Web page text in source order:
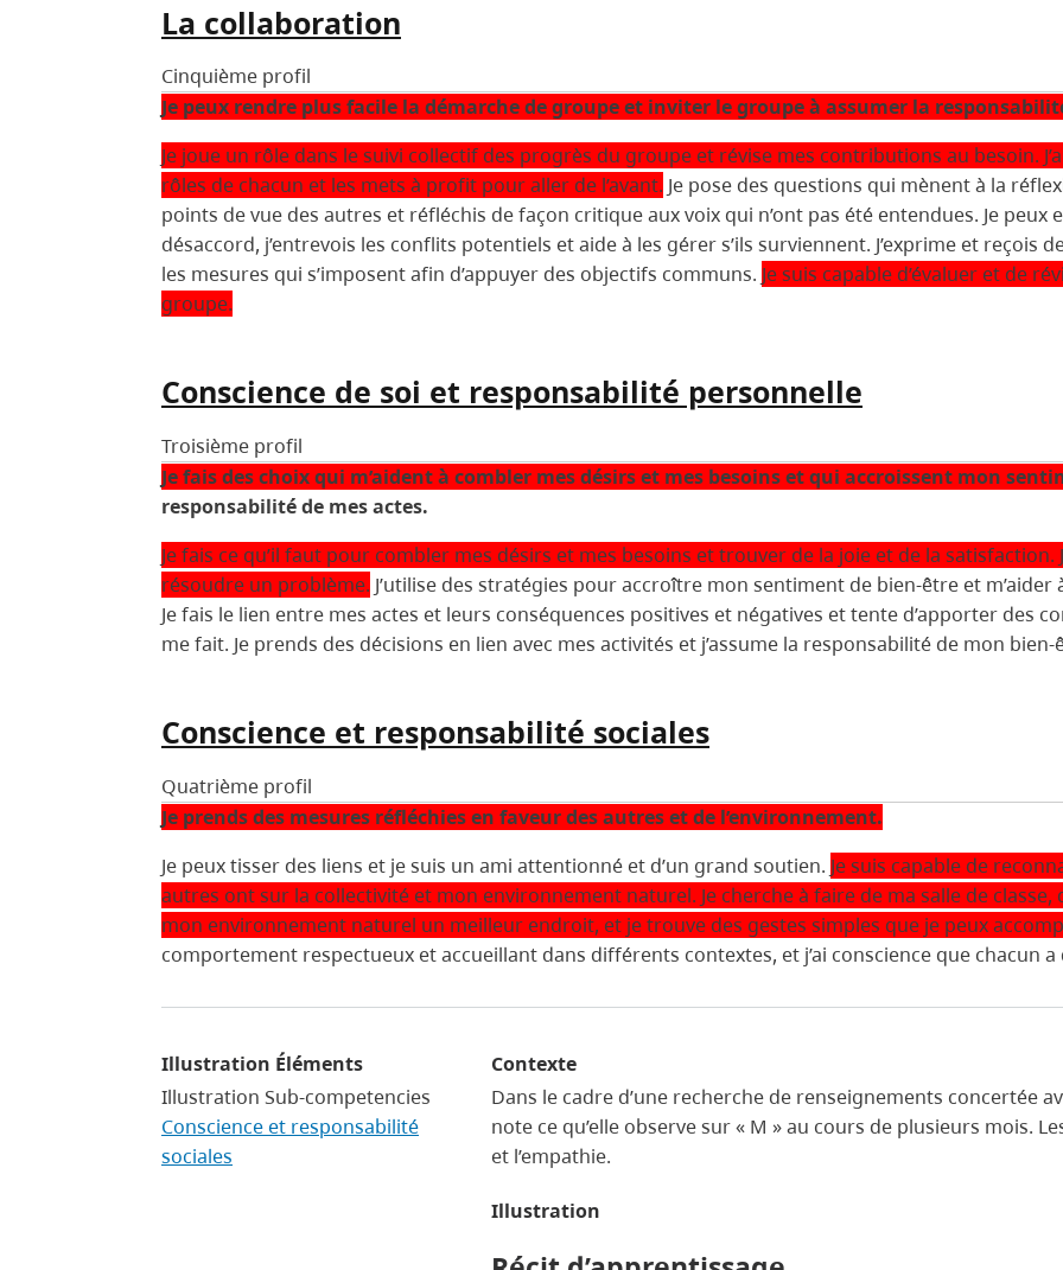
La collaboration
Cinquième profil
Je peux rendre plus facile la démarche de groupe et inviter le groupe à assumer la
Je joue un rôle dans le suivi collectif des progrès du groupe et révise mes contributions au besoin.
rôles de chacun et les mets à profit pour aller de l’avant. Je pose des questions qui mènent à la
points de vue des autres et réfléchis de façon critique aux voix qui n’ont pas été entendues. Je
désaccord, j’entrevois les conflits potentiels et aide à les gérer s’ils surviennent. J’exprime et
les mesures qui s’imposent afin d’appuyer des objectifs communs. Je suis capable d’évaluer et de
groupe.
Conscience de soi et responsabilité personnelle
Troisième profil
Je fais des choix qui m’aident à combler mes désirs et mes besoins et qui accroissent mon
responsabilité de mes actes.
Je fais ce qu’il faut pour combler mes désirs et mes besoins et trouver de la joie et de la
résoudre un problème. J’utilise des stratégies pour accroître mon sentiment de bien-être et
Je fais le lien entre mes actes et leurs conséquences positives et négatives et tente d’apporter des
me fait. Je prends des décisions en lien avec mes activités et j’assume la responsabilité de mon
Conscience et responsabilité sociales
Quatrième profil
Je prends des mesures réfléchies en faveur des autres et de l’environnement.
Je peux tisser des liens et je suis un ami attentionné et d’un grand soutien. Je suis capable de
autres ont sur la collectivité et mon environnement naturel. Je cherche à faire de ma salle de
mon environnement naturel un meilleur endroit, et je trouve des gestes simples que je peux
comportement respectueux et accueillant dans différents contextes, et j’ai conscience que chacun
Illustration Éléments
Illustration Sub-competencies
Conscience et responsabilité
sociales
Contexte
Dans le cadre d’une recherche de renseignements concertée
note ce qu’elle observe sur « M » au cours de plusieurs mois.
et l’empathie.
Illustration